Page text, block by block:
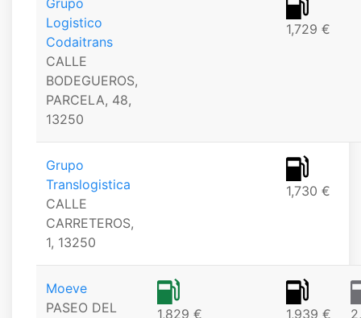
Grupo
Logistico
Codaitrans
CALLE
BODEGUEROS,
PARCELA, 48,
13250
1,729 €
Grupo
Translogistica
CALLE
CARRETEROS,
1, 13250
1,730 €
Moeve
PASEO DEL
1,829 € 1,939 €